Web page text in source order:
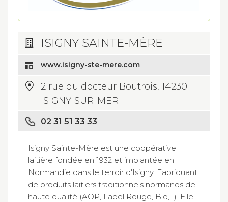
ISIGNY SAINTE-MÈRE
www.isigny-ste-mere.com
2 rue du docteur Boutrois, 14230
ISIGNY-SUR-MER
02 31 51 33 33
Isigny Sainte-Mère est une coopérative
laitière fondée en 1932 et implantée en
Normandie dans le terroir d'Isigny. Fabriquant
de produits laitiers traditionnels normands de
haute qualité (AOP, Label Rouge, Bio,...). Elle